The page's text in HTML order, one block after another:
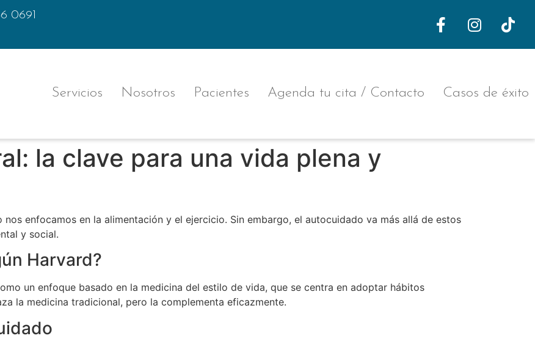
0691
Servicios Nosotros Pacientes Agenda tu cita / Contacto Casos de éxito
la clave para una vida plena y
nos enfocamos en la alimentación y el ejercicio. Sin embargo, el autocuidado va más allá de estos
y social.
Harvard?
un enfoque basado en la medicina del estilo de vida, que se centra en adoptar hábitos
la medicina tradicional, pero la complementa eficazmente.